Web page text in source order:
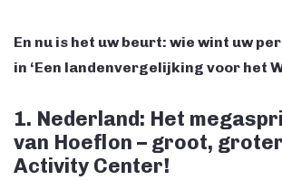
En nu is het uw beurt: wie wint uw
in ‘Een landenvergelijking voor het
1. Nederland: Het
van Hoeflon – groot,
Activity Center!